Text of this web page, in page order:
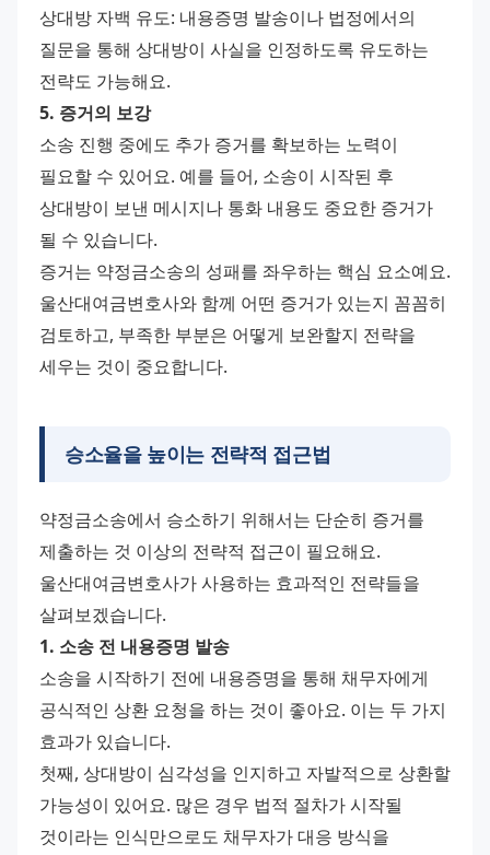
상대방 자백 유도: 내용증명 발송이나 법정에서의
질문을 통해 상대방이 사실을 인정하도록 유도하는
전략도 가능해요.
5. 증거의 보강
소송 진행 중에도 추가 증거를 확보하는 노력이
필요할 수 있어요. 예를 들어, 소송이 시작된 후
상대방이 보낸 메시지나 통화 내용도 중요한 증거가
될 수 있습니다.
증거는 약정금소송의 성패를 좌우하는 핵심 요소예요.
울산대여금변호사와 함께 어떤 증거가 있는지 꼼꼼히
검토하고, 부족한 부분은 어떻게 보완할지 전략을
세우는 것이 중요합니다.
승소율을 높이는 전략적 접근법
약정금소송에서 승소하기 위해서는 단순히 증거를
제출하는 것 이상의 전략적 접근이 필요해요.
울산대여금변호사가 사용하는 효과적인 전략들을
살펴보겠습니다.
1. 소송 전 내용증명 발송
소송을 시작하기 전에 내용증명을 통해 채무자에게
공식적인 상환 요청을 하는 것이 좋아요. 이는 두 가지
효과가 있습니다.
첫째, 상대방이 심각성을 인지하고 자발적으로 상환할
가능성이 있어요. 많은 경우 법적 절차가 시작될
것이라는 인식만으로도 채무자가 대응 방식을